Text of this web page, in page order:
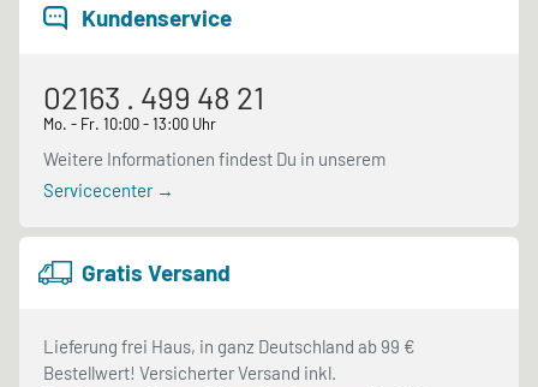
Kundenservice
02163 . 499 48 21
Mo. - Fr. 10:00 - 13:00 Uhr
Weitere Informationen findest Du in unserem
Servicecenter →
Gratis Versand
Lieferung frei Haus, in ganz Deutschland ab 99 €
Bestellwert! Versicherter Versand inkl.